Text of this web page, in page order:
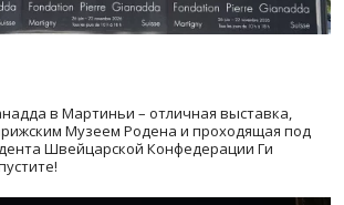
в Мартиньи – отличная выставка,
Музеем Родена и проходящая под
Швейцарской Конфедерации Ги